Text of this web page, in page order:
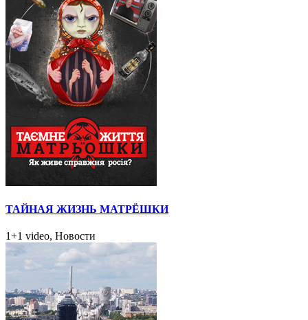
ТАЙНАЯ ЖИЗНЬ МАТРЁШКИ
1+1 video, Новости